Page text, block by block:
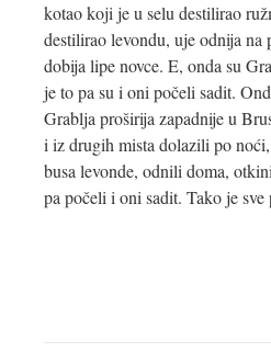
kotao koji je u selu destilirao
destilirao levondu, uje odnija na
dobija lipe novce. E, onda su
je to pa su i oni počeli sadit.
Grablja proširija zapadnije u
i iz drugih mista dolazili po
busa levonde, odnili doma,
pa počeli i oni sadit. Tako je sve